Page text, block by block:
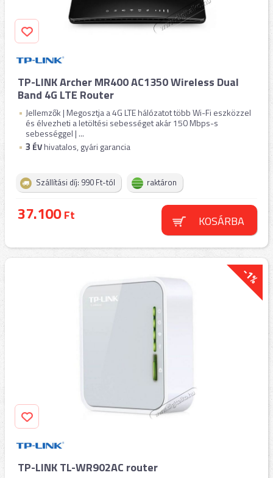
TP-LINK Archer MR400 AC1350 Wireless Dual
Band 4G LTE Router
Jellemzők | Megosztja a 4G LTE hálózatot több Wi-Fi eszközzel
és élvezheti a letöltési sebességet akár 150 Mbps-s
sebességgel | ...
3 ÉVhivatalos, gyári garancia
Szállítási díj: 990 Ft-tól raktáron
37.100Ft KOSÁRBA
-1%
TP-LINK TL-WR902AC router